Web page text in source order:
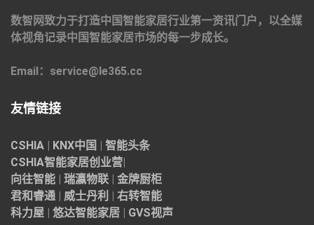
数智网致力于打造中国智能家居行业第一资讯门户，以全媒
体视角记录中国智能家居市场的每一步成长。
Email：service@le365.cc
友情链接
CSHIA KNX中国
智能头条
CSHIA智能家居创业营
向往智能
瑞瀛物联
金牌厨柜
君和睿通
威士丹利
右转智能
科力屋
悠达智能家居 GVS视声